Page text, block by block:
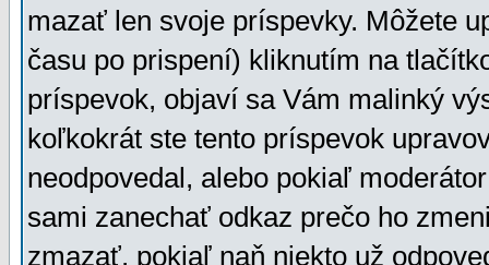
mazať len svoje príspevky. Môžete
času po prispení) kliknutím na
príspevok, objaví sa Vám malinký
koľkokrát ste tento príspevok
neodpovedal, alebo pokiaľ
sami zanechať odkaz prečo ho
zmazať, pokiaľ naň niekto už